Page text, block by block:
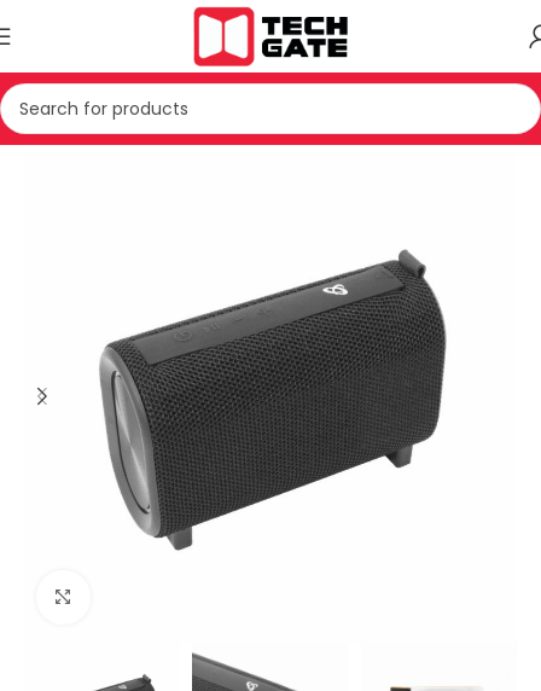
Kreu TV & AUDIO HOME AUDIO SPEAKER